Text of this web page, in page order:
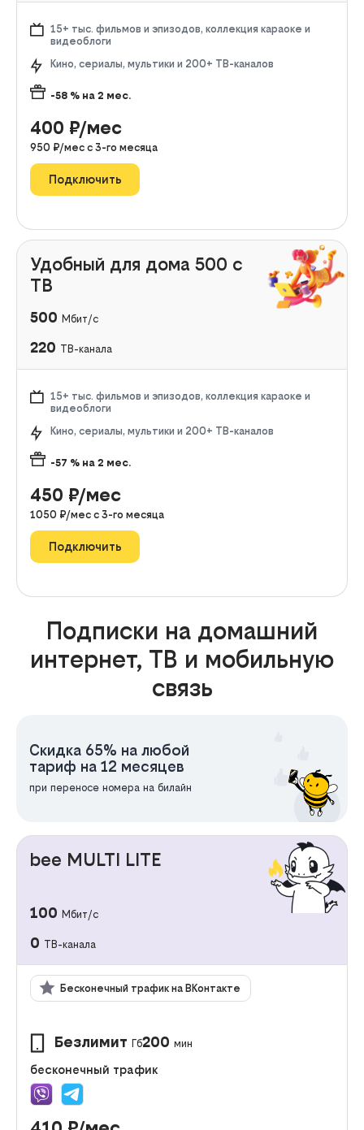
15+ тыс. фильмов и эпизодов, коллекция караоке и
видеоблоги
Кино, сериалы, мультики и 200+ ТВ-каналов
-58 % на 2 мес.
400 ₽/мес
950 ₽/мес с 3-го месяца
Подключить
Удобный для дома 500 с
ТВ
500 Мбит/с
220 ТВ-канала
15+ тыс. фильмов и эпизодов, коллекция караоке и
видеоблоги
Кино, сериалы, мультики и 200+ ТВ-каналов
-57 % на 2 мес.
450 ₽/мес
1050 ₽/мес с 3-го месяца
Подключить
Подписки на домашний
интернет, ТВ и мобильную
связь
Скидка 65% на любой
тариф на 12 месяцев
при переносе номера на билайн
bee MULTI LITE
100 Мбит/с
0 ТВ-канала
Бесконечный трафик на ВКонтакте
Безлимит Гб200 мин
бесконечный трафик